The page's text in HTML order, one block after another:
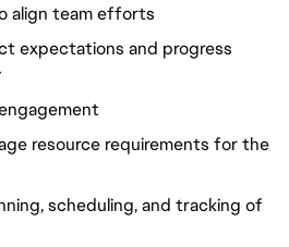
align team efforts
expectations and progress
resource requirements for the
scheduling, and tracking of